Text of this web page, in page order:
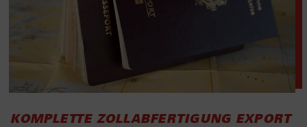
KOMPLETTE ZOLLABFERTIGUNG EXPORT